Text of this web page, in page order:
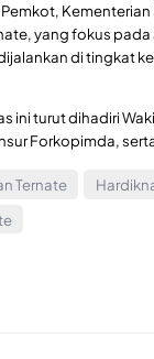
yang fokus
di tingkat
ini turut dihadiri
Forkopimda,
Ternate